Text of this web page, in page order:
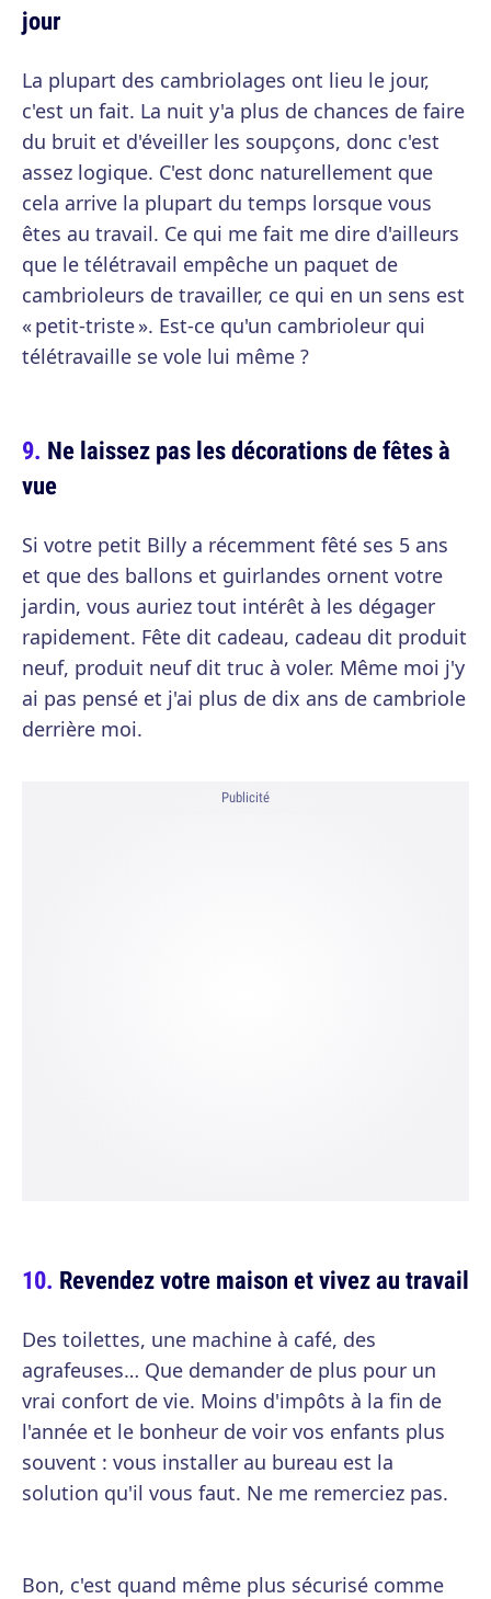
jour
La plupart des cambriolages ont lieu le jour,
c'est un fait. La nuit y'a plus de chances de faire
du bruit et d'éveiller les soupçons, donc c'est
assez logique. C'est donc naturellement que
cela arrive la plupart du temps lorsque vous
êtes au travail. Ce qui me fait me dire d'ailleurs
que le télétravail empêche un paquet de
cambrioleurs de travailler, ce qui en un sens est
« petit-triste ». Est-ce qu'un cambrioleur qui
télétravaille se vole lui même ?
Ne laissez pas les décorations de fêtes à
vue
Si votre petit Billy a récemment fêté ses 5 ans
et que des ballons et guirlandes ornent votre
jardin, vous auriez tout intérêt à les dégager
rapidement. Fête dit cadeau, cadeau dit produit
neuf, produit neuf dit truc à voler. Même moi j'y
ai pas pensé et j'ai plus de dix ans de cambriole
derrière moi.
Publicité
Revendez votre maison et vivez au travail
Des toilettes, une machine à café, des
agrafeuses… Que demander de plus pour un
vrai confort de vie. Moins d'impôts à la fin de
l'année et le bonheur de voir vos enfants plus
souvent : vous installer au bureau est la
solution qu'il vous faut. Ne me remerciez pas.
Bon, c'est quand même plus sécurisé comme